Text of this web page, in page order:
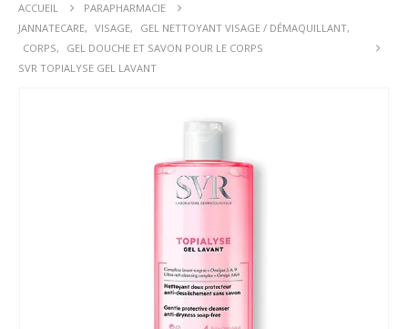
ACCUEIL
PARAPHARMACIE
JANNATECARE, VISAGE, GEL NETTOYANT VISAGE / DÉMAQUILLANT,
CORPS,
GEL DOUCHE ET SAVON POUR LE CORPS
SVR TOPIALYSE GEL LAVANT